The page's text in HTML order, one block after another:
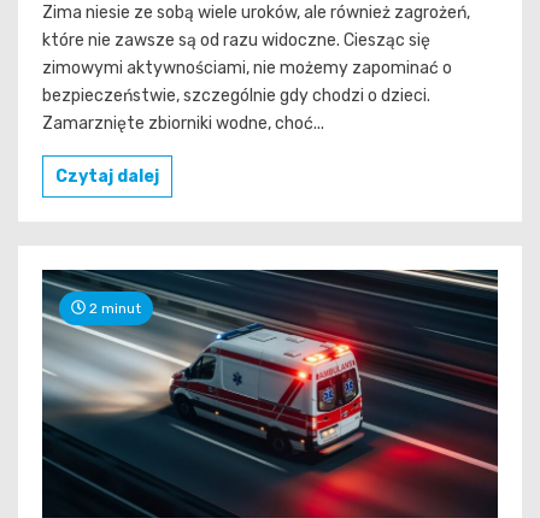
Zima niesie ze sobą wiele uroków, ale również zagrożeń,
które nie zawsze są od razu widoczne. Ciesząc się
zimowymi aktywnościami, nie możemy zapominać o
bezpieczeństwie, szczególnie gdy chodzi o dzieci.
Zamarznięte zbiorniki wodne, choć...
Czytaj dalej
2 minut